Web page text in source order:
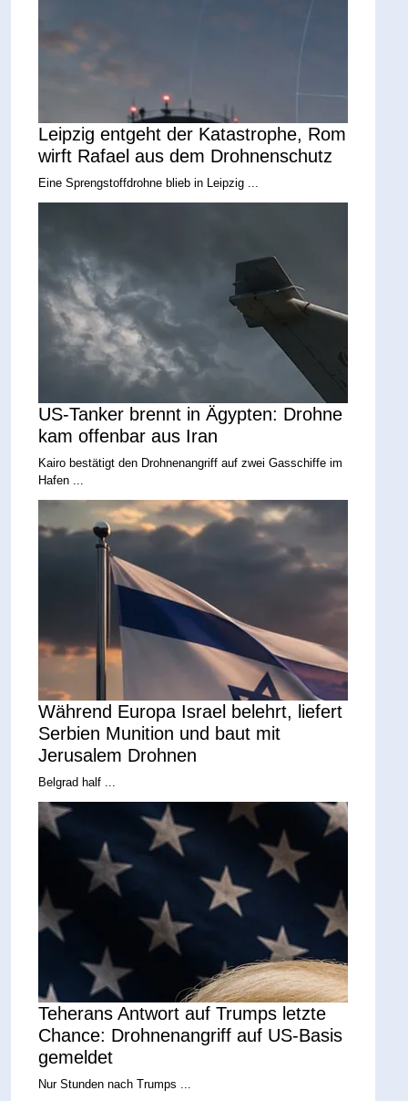
Leipzig entgeht der Katastrophe, Rom
wirft Rafael aus dem Drohnenschutz
Eine Sprengstoffdrohne blieb in Leipzig ...
US-Tanker brennt in Ägypten: Drohne
kam offenbar aus Iran
Kairo bestätigt den Drohnenangriff auf zwei Gasschiffe im
Hafen ...
Während Europa Israel belehrt, liefert
Serbien Munition und baut mit
Jerusalem Drohnen
Belgrad half ...
Teherans Antwort auf Trumps letzte
Chance: Drohnenangriff auf US-Basis
gemeldet
Nur Stunden nach Trumps ...